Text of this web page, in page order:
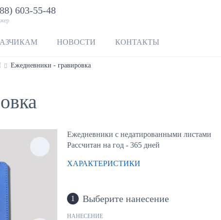
603-55-48
НОВОСТИ КОНТАКТЫ
Ежедневники - гравировка
Ежедневники с недатированными листами
Рассчитан на год - 365 дней
ХАРАКТЕРИСТИКИ
1 Выберите нанесение
НАНЕСЕНИЕ